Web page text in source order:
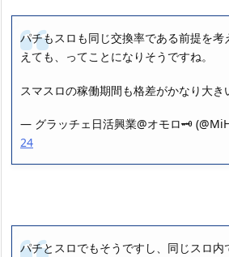
パチもスロも同じ交換率である前提を
えても、ってことになりそうですね。
スマスロの稼働期間も格差がかなり大き
— グラッチェ日活興業@オモロ🗝
24
パチとスロでもそうですし、同じスロ内